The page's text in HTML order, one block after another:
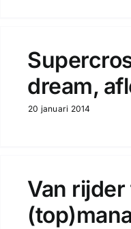
dream,
20 januari 2014
Van rijder